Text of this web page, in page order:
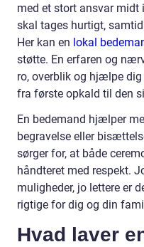
med et stort ansvar midt
skal tages hurtigt,
Her kan en lokal
støtte. En erfaren og
ro, overblik og hjælpe
fra første opkald til den
En bedemand hjælper
begravelse eller
sørger for, at både
håndteret med respekt.
muligheder, jo lettere er
rigtige for dig og din
Hvad laver